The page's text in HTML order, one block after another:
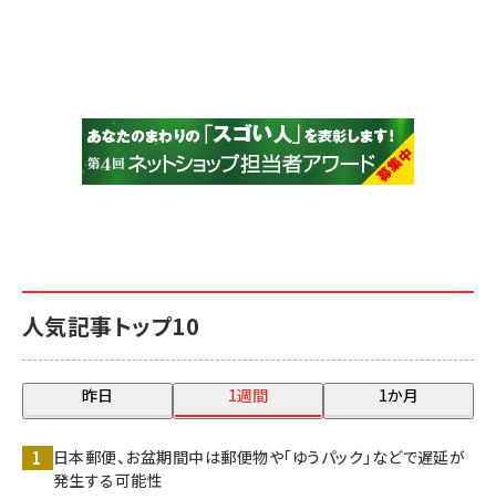
人気記事トップ10
昨日 1週間 1か月
日本郵便、お盆期間中は郵便物や「ゆうパック」などで遅延が
発生する可能性